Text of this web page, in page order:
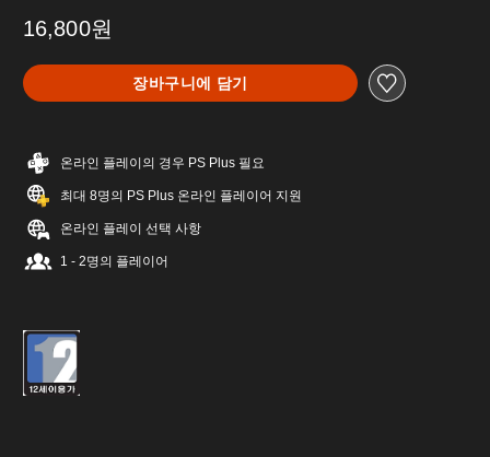
16,800원
장바구니에 담기
온라인 플레이의 경우 PS Plus 필요
최대 8명의 PS Plus 온라인 플레이어 지원
온라인 플레이 선택 사항
1 - 2명의 플레이어